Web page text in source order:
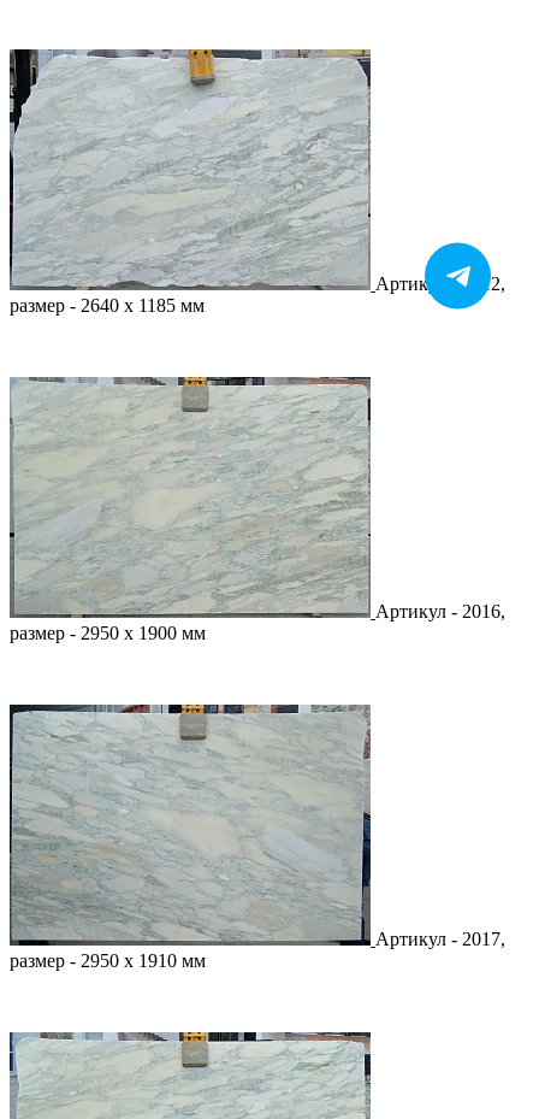
Артикул - 2012,
размер - 2640 х 1185 мм
Артикул - 2016,
размер - 2950 х 1900 мм
Артикул - 2017,
размер - 2950 х 1910 мм